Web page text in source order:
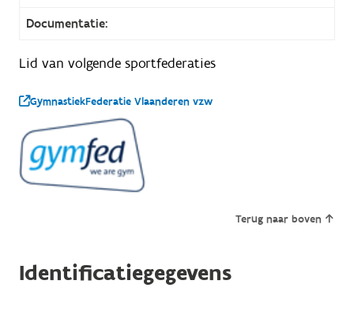
Documentatie:
Lid van volgende sportfederaties
GymnastiekFederatie Vlaanderen vzw
Terug naar boven
Identificatiegegevens